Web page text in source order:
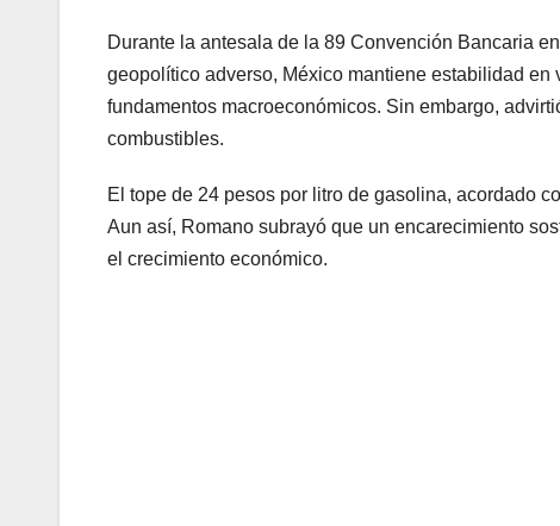
Durante la antesala de la 89 Convención Bancaria
geopolítico adverso, México mantiene estabilidad
fundamentos macroeconómicos. Sin embargo,
combustibles.
El tope de 24 pesos por litro de gasolina, acordado
Aun así, Romano subrayó que un encarecimiento
el crecimiento económico.